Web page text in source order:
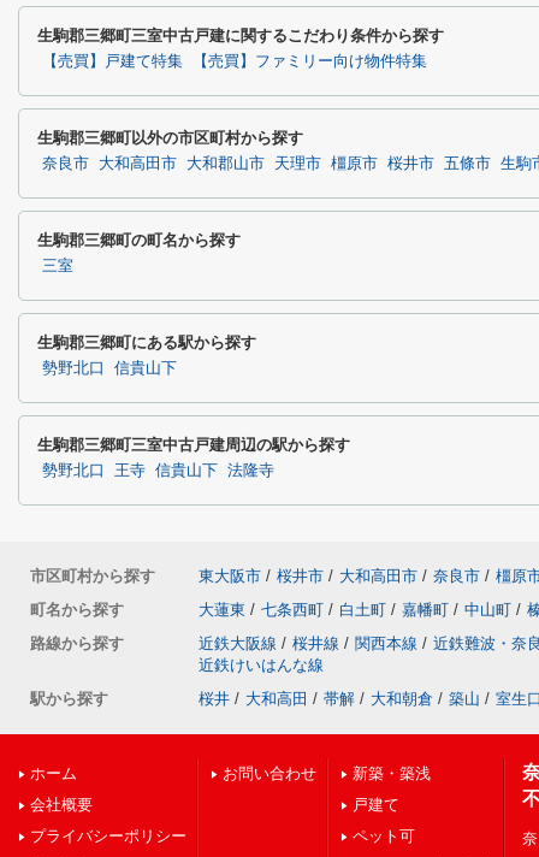
生駒郡三郷町三室中古戸建に関するこだわり条件から探す
【売買】戸建て特集 【売買】ファミリー向け物件特集
生駒郡三郷町以外の市区町村から探す
奈良市 大和高田市 大和郡山市 天理市 橿原市 桜井市 五條市 生駒
生駒郡三郷町の町名から探す
三室
生駒郡三郷町にある駅から探す
勢野北口 信貴山下
生駒郡三郷町三室中古戸建周辺の駅から探す
勢野北口 王寺 信貴山下 法隆寺
市区町村から探す 東大阪市 / 桜井市 / 大和高田市 / 奈良市 / 橿原
町名から探す
大蓮東 / 七条西町 / 白土町 / 嘉幡町 / 中山町 /
路線から探す
近鉄大阪線 / 桜井線 / 関西本線 / 近鉄難波・奈
近鉄けいはんな線
駅から探す
桜井 / 大和高田 / 帯解 / 大和朝倉 / 築山 / 室生
ホーム
会社概要
プライバシーポリシー
お問い合わせ
新築・築浅
戸建て
ペット可